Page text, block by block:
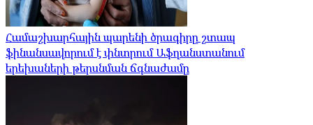
Համաշխարհային պարենի ծրագիրը շտապ
ֆինանսավորում է փնտրում Աֆղանստանում
երեխաների թերսնման ճգնաժամը